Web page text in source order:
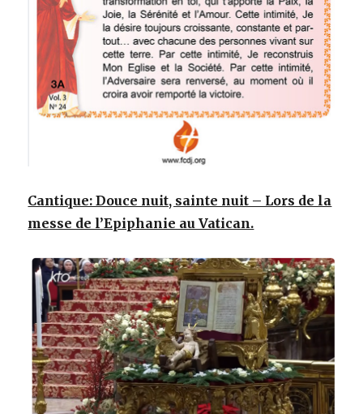
Cantique: Douce nuit, sainte nuit – Lors de la
messe de l’Epiphanie au Vatican.